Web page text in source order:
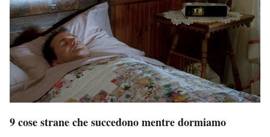
9 cose strane che succedono mentre dormiamo